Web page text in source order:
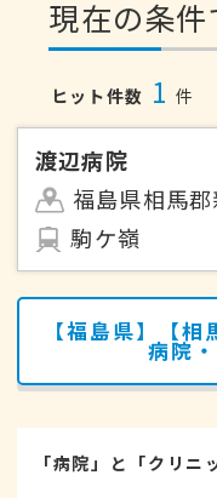
現在の条
ヒット件数 1 件
渡辺病院
福島県相馬
駒ケ嶺
【福島県】【
病院
「病院」と「クリ